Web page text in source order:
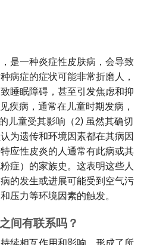
是一种炎症性皮肤病，会导致
病症的症状可能非常折磨人，
睡眠障碍，甚至引发焦虑和抑
疾病，通常在儿童时期发病，
儿童受其影响（2) 虽然其确切
为遗传和环境因素都在其病因
应性皮炎的人通常有此病或其
症）的家族史。这表明这些人
的发生或进展可能受到空气污
压力等环境因素的触发。
间有联系吗？